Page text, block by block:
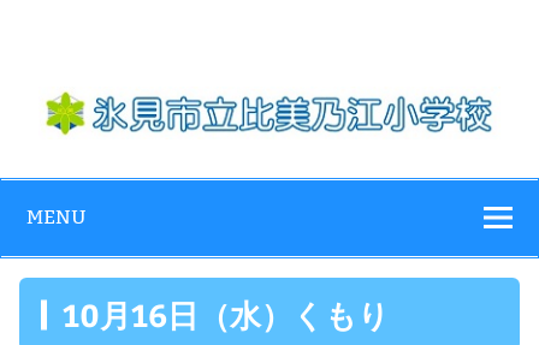
content
江小学校
MENU
10月16日（水）くもり